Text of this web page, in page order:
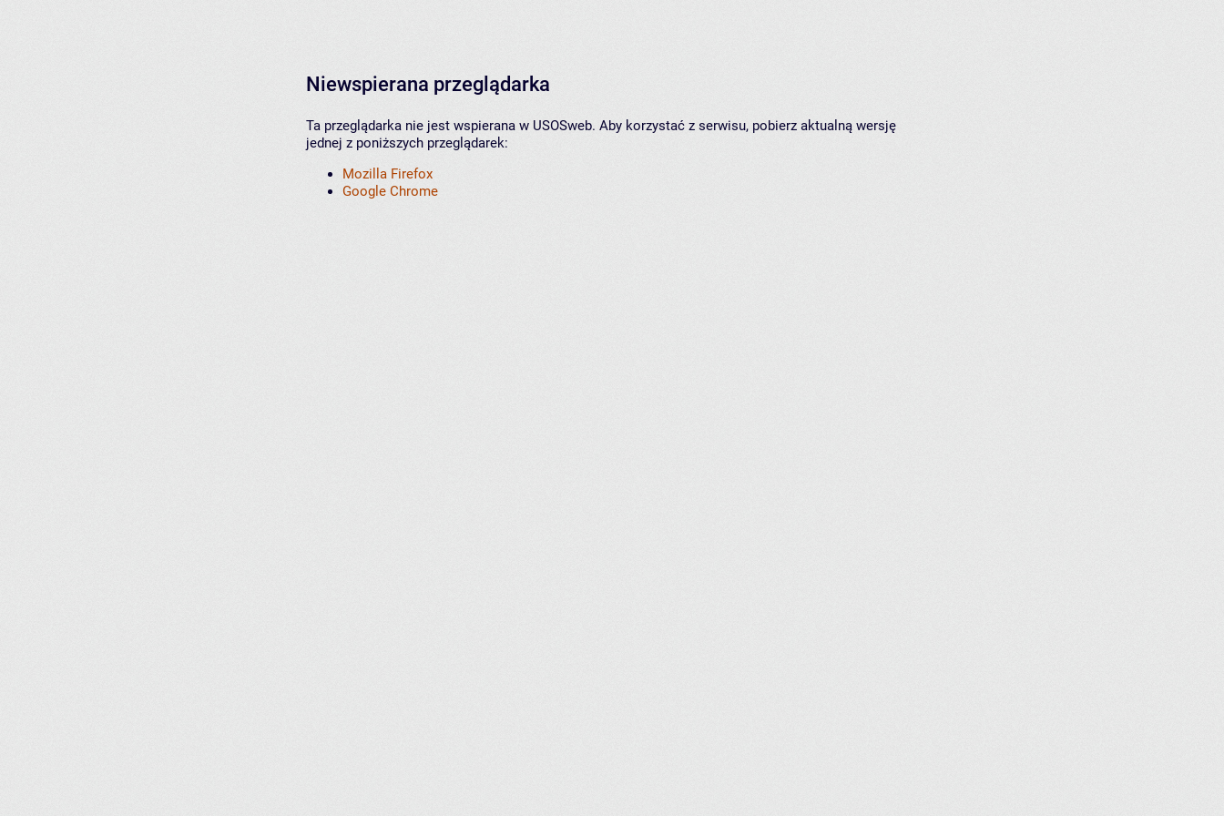
Niewspierana przeglądarka
Ta przeglądarka nie jest wspierana w USOSweb. Aby korzystać z serwisu, pobierz aktualną wersję
jednej z poniższych przeglądarek:
Mozilla Firefox
Google Chrome